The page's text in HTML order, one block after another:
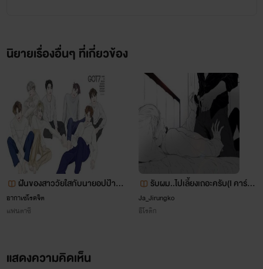
ผ่านตัวอักษรที่ดิฉันได้ปรุงแต่งสรรค์สร้างมันขึ้นมา
ทุกท่านที่ได้รับชมเรื่องราวที่ดิฉันสร้างสรรค์
ขอทุกท่านช่วยกันติชม แนะนำ และเป็นกำลังใจให้ด้วยนะ
นิยายเรื่องอื่นๆ ที่เกี่ยวข้อง
ฝันของสาววัยใสกับนายอปป้า M
y Dream [got7]
อากาเซ่โรคจิต
แฟนตาซี
รับผม..ไปเลี้ยงเถอะครับ(I คาร์วี่ โ
อเมก้า)
Ja_Jirungko
อีโรติก
แสดงความคิดเห็น